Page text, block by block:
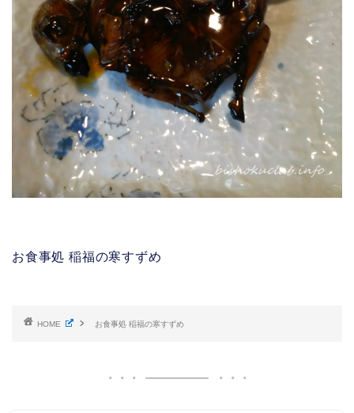
お食事処 稲福の寒すずめ
HOME お食事処 稲福の寒すずめ